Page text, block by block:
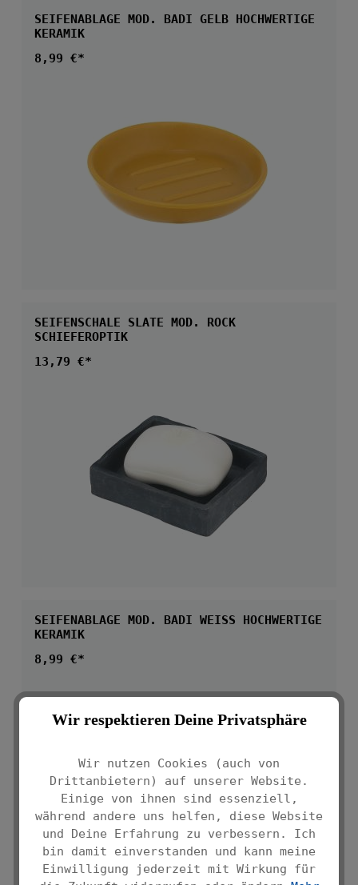
SEIFENABLAGE MOD. BADI GELB HOCHWERTIGE
KERAMIK
Regulärer Preis:
8,99 €*
SEIFENSCHALE SLATE MOD. ROCK
SCHIEFEROPTIK
Regulärer Preis:
13,79 €*
SEIFENABLAGE MOD. BADI WEISS HOCHWERTIGE K
ERAMIK
Regulärer Preis:
8,99 €*
Wir respektieren Deine Privatsphäre
Wir nutzen Cookies (auch von
Drittanbietern) auf unserer Website.
Einige von ihnen sind essenziell,
während andere uns helfen, diese Website
und Deine Erfahrung zu verbessern. Ich
bin damit einverstanden und kann meine
Einwilligung jederzeit mit Wirkung für